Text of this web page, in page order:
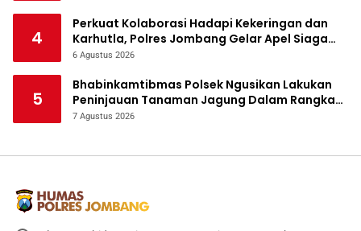
4
Perkuat Kolaborasi Hadapi Kekeringan dan
Karhutla, Polres Jombang Gelar Apel Siaga
Bencana
6 Agustus 2026
5
Bhabinkamtibmas Polsek Ngusikan Lakukan
Peninjauan Tanaman Jagung Dalam Rangka
Mendukung Ketahanan Pangan
7 Agustus 2026